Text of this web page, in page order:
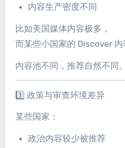
内容生产密度不同
比如美国媒体内容极多，
而某些小国家的 Discover 内
内容池不同，推荐自然不同。
3️⃣ 政策与审查环境差异
某些国家：
政治内容较少被推荐